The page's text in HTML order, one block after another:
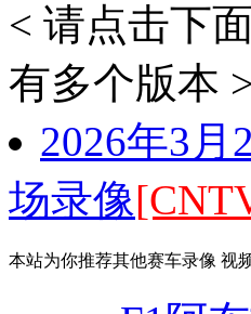
< 请点击下
有多个版本
2026年3
场录像
本站为你推荐其他赛车录像 视